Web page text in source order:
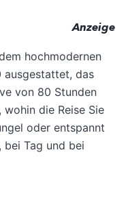
Anzeige
hochmodernen
das
von 80 Stunden
die Reise Sie
oder entspannt
bei Tag und bei